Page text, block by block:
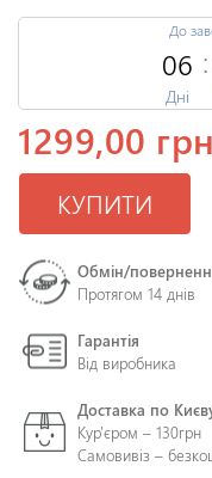
До
06
Дні
1299,00
КУПИТИ
Обмін/
Протягом 14 днів
Гарантія
Від виробника
Доставка по
Кур'єром – 130грн
Самовивіз –